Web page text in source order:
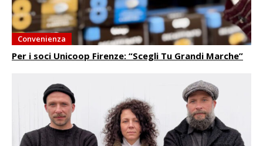
Convenienza
Per i soci Unicoop Firenze: “Scegli Tu Grandi Marche”